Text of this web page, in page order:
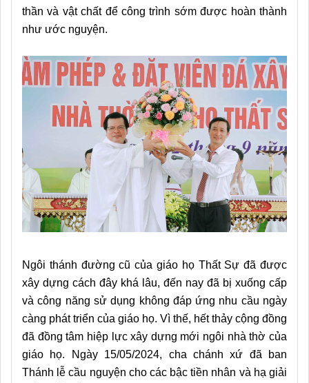
thần và vật chất để công trình sớm được hoàn thành
như ước nguyện.
Ngôi thánh đường cũ của giáo họ Thất Sự đã được
xây dựng cách đây khá lâu, đến nay đã bị xuống cấp
và công năng sử dụng không đáp ứng nhu cầu ngày
càng phát triển của giáo họ. Vì thế, hết thảy cộng đồng
đã đồng tâm hiệp lực xây dựng mới ngôi nhà thờ của
giáo họ. Ngày 15/05/2024, cha chánh xứ đã ban
Thánh lễ cầu nguyện cho các bậc tiền nhân và hạ giải